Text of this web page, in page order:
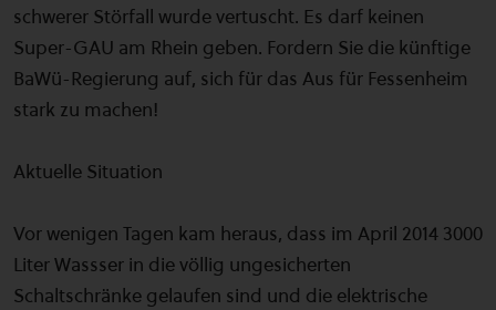
schwerer Störfall wurde vertuscht. Es darf keinen
Super-GAU am Rhein geben. Fordern Sie die künftige
BaWü-Regierung auf, sich für das Aus für Fessenheim
stark zu machen!
Aktuelle Situation
Vor wenigen Tagen kam heraus, dass im April 2014 3000
Liter Wassser in die völlig ungesicherten
Schaltschränke gelaufen sind und die elektrische